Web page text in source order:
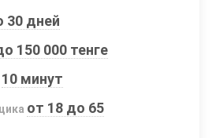
30 дней
150 000 тенге
10 минут
от 18 до 65